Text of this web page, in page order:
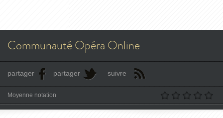
Communauté Opéra Online
partager partager suivre
Moyenne notation